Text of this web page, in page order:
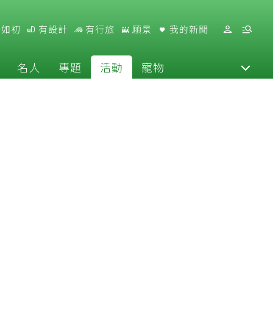
初 有設計 有行旅 願景 我的新聞
名人 專題 活動 寵物